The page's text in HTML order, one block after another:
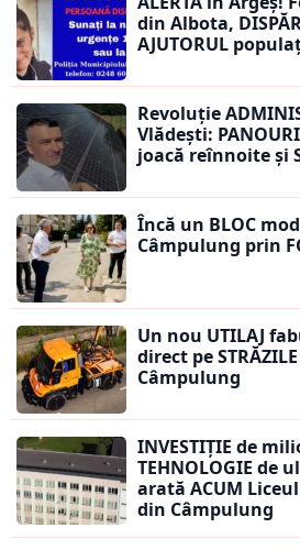
din Albota,
AJUTORUL
Revoluție
Vlădești:
joacă reînnoite și
Încă un BLOC
Câmpulung prin
Un nou UTILAJ
direct pe
Câmpulung
INVESTIȚIE de
TEHNOLOGIE de
arată ACUM
din Câmpulung